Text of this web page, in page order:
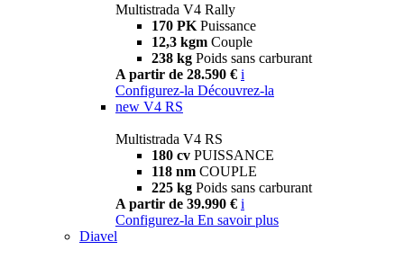
Multistrada V4 Rally
170 PK Puissance
12,3 kgm Couple
238 kg Poids sans carburant
A partir de 28.590 € i
Configurez-la Découvrez-la
new V4 RS
Multistrada V4 RS
180 cv PUISSANCE
118 nm COUPLE
225 kg Poids sans carburant
A partir de 39.990 € i
Configurez-la En savoir plus
Diavel